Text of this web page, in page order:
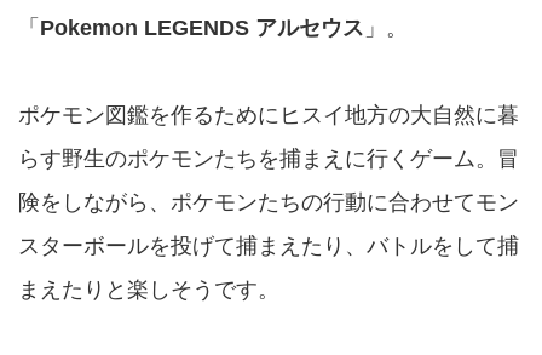
「 Pokemon LEGENDS アルセウス 」。
ポケモン図鑑を作るためにヒスイ地方の大自然に暮
らす野生のポケモンたちを捕まえに行くゲーム。冒
険をしながら、ポケモンたちの行動に合わせてモン
スターボールを投げて捕まえたり、バトルをして捕
まえたりと楽しそうです。